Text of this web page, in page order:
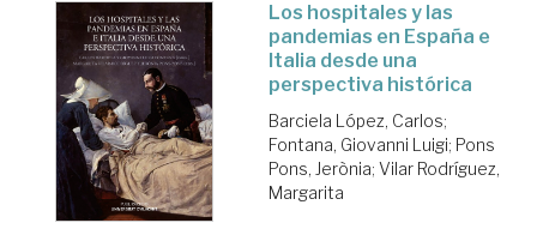
Los hospitales y las
pandemias en España e
Italia desde una
perspectiva histórica
Barciela López, Carlos;
Fontana, Giovanni Luigi; Pons
Pons, Jerònia; Vilar Rodríguez,
Margarita